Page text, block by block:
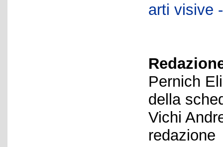
arti visive
Pernich
della
Vichi
redazione